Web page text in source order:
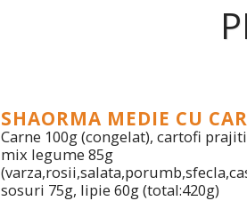
SHAORMA MEDIE CU
Carne 100g (congelat), cartofi
mix legume 85g
sosuri 75g, lipie 60g (total:420g)